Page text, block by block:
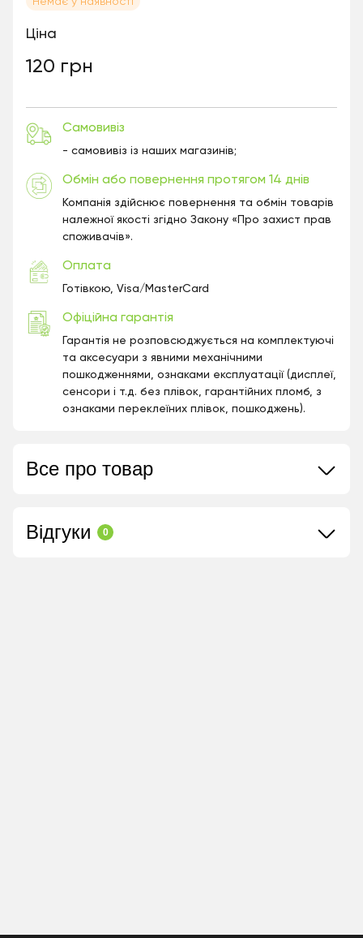
Ціна
120 грн
Самовивіз
- самовивіз із наших магазинів;
Обмін або повернення протягом 14 днів
Компанія здійснює повернення та обмін товарів
належної якості згідно Закону «Про захист прав
споживачів».
Оплата
Готівкою, Visa/MasterCard
Офіційна гарантія
Гарантія не розповсюджується на комплектуючі
та аксесуари з явними механічними
пошкодженнями, ознаками експлуатації (дисплеї,
сенсори і т.д. без плівок, гарантійних пломб, з
ознаками переклеїних плівок, пошкоджень).
Все про товар
Відгуки 0